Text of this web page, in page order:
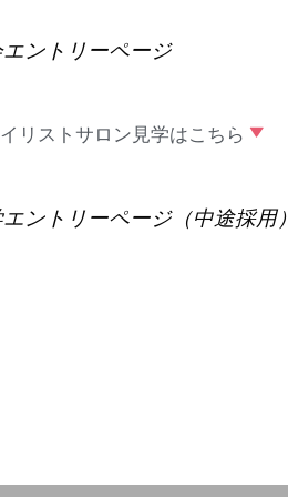
ントリーページ
リストサロン見学はこちら
ントリーページ（中途採用）